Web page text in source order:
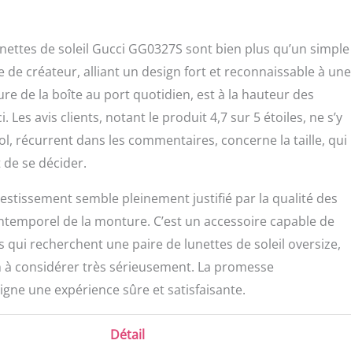
de soleil Gucci GG0327S sont bien plus qu’un simple
créateur, alliant un design fort et reconnaissable à une
de la boîte au port quotidien, est à la hauteur des
avis clients, notant le produit 4,7 sur 5 étoiles, ne s’y
récurrent dans les commentaires, concerne la taille, qui
se décider.
semble pleinement justifié par la qualité des
de la monture. C’est un accessoire capable de
recherchent une paire de lunettes de soleil oversize,
considérer très sérieusement. La promesse
une expérience sûre et satisfaisante.
Détail